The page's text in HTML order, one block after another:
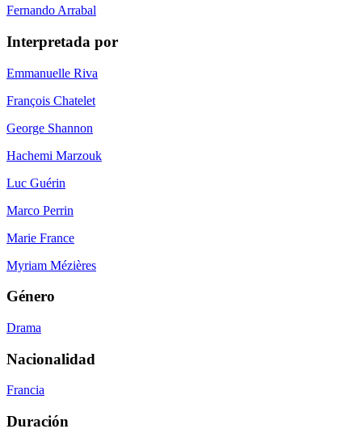
Fernando Arrabal
Interpretada por
Emmanuelle Riva
François Chatelet
George Shannon
Hachemi Marzouk
Luc Guérin
Marco Perrin
Marie France
Myriam Mézières
Género
Drama
Nacionalidad
Francia
Duración